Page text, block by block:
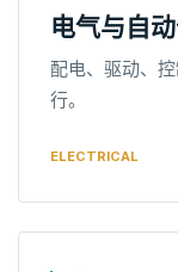
电气与自
配电、驱动、
行。
ELECTRICAL